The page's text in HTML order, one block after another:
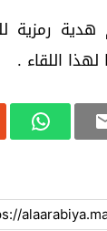
هدية رمزية
اللقاء .